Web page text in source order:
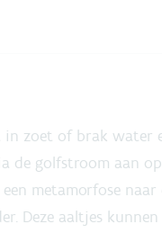
zoet of brak water
de golfstroom aan
metamorfose
Deze aaltjes